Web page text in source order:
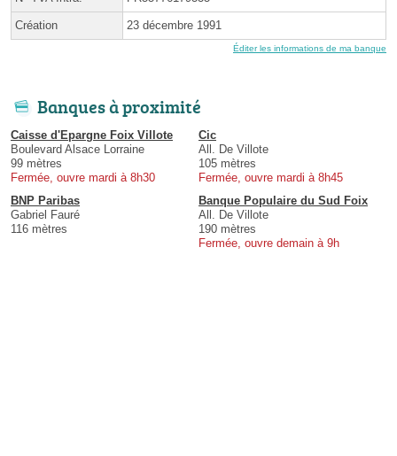
Création 23 décembre 1991
Éditer les informations de ma banque
Banques à proximité
Caisse d'Epargne Foix Villote
Boulevard Alsace Lorraine
99 mètres
Fermée, ouvre mardi à 8h30
Cic
All. De Villote
105 mètres
Fermée, ouvre mardi à 8h45
BNP Paribas
Gabriel Fauré
116 mètres
Banque Populaire du Sud Foix
All. De Villote
190 mètres
Fermée, ouvre demain à 9h